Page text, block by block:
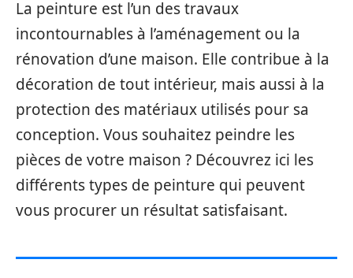
La peinture est l’un des travaux
incontournables à l’aménagement ou la
rénovation d’une maison. Elle contribue à la
décoration de tout intérieur, mais aussi à la
protection des matériaux utilisés pour sa
conception. Vous souhaitez peindre les
pièces de votre maison ? Découvrez ici les
différents types de peinture qui peuvent
vous procurer un résultat satisfaisant.